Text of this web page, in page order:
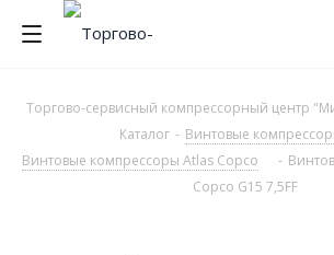
Торгово-сервисный компрессорный центр
Каталог - Винтовые
Винтовые компрессоры Atlas Copco
-
Copco G15 7,5FF